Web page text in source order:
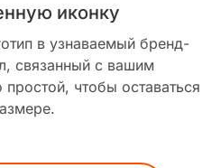
иконку
в узнаваемый бренд-
связанный с вашим
чтобы оставаться